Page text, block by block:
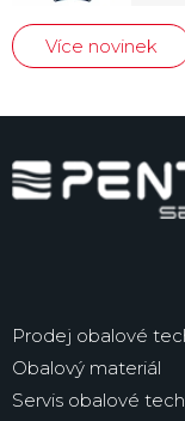
Více novinek
Prodej obalové
Obalový materiál
Servis obalové